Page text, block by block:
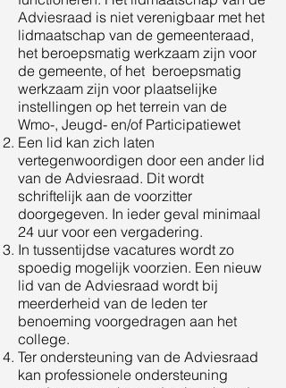
Adviesraad is niet verenigbaar met het
lidmaatschap van de gemeenteraad,
het beroepsmatig werkzaam zijn voor
de gemeente, of het beroepsmatig
werkzaam zijn voor plaatselijke
instellingen op het terrein van de
Wmo-, Jeugd- en/of Participatiewet
Een lid kan zich laten
vertegenwoordigen door een ander lid
van de Adviesraad. Dit wordt
schriftelijk aan de voorzitter
doorgegeven. In ieder geval minimaal
24 uur voor een vergadering.
In tussentijdse vacatures wordt zo
spoedig mogelijk voorzien. Een nieuw
lid van de Adviesraad wordt bij
meerderheid van de leden ter
benoeming voorgedragen aan het
college.
Ter ondersteuning van de Adviesraad
kan professionele ondersteuning